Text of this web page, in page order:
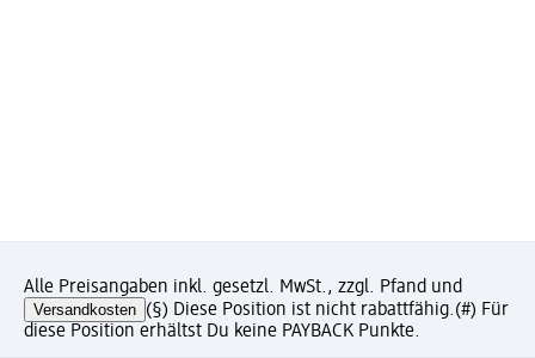
Alle Preisangaben inkl. gesetzl. MwSt., zzgl. Pfand und
Versandkosten (§) Diese Position ist nicht rabattfähig.(#) Für
diese Position erhältst Du keine PAYBACK Punkte.